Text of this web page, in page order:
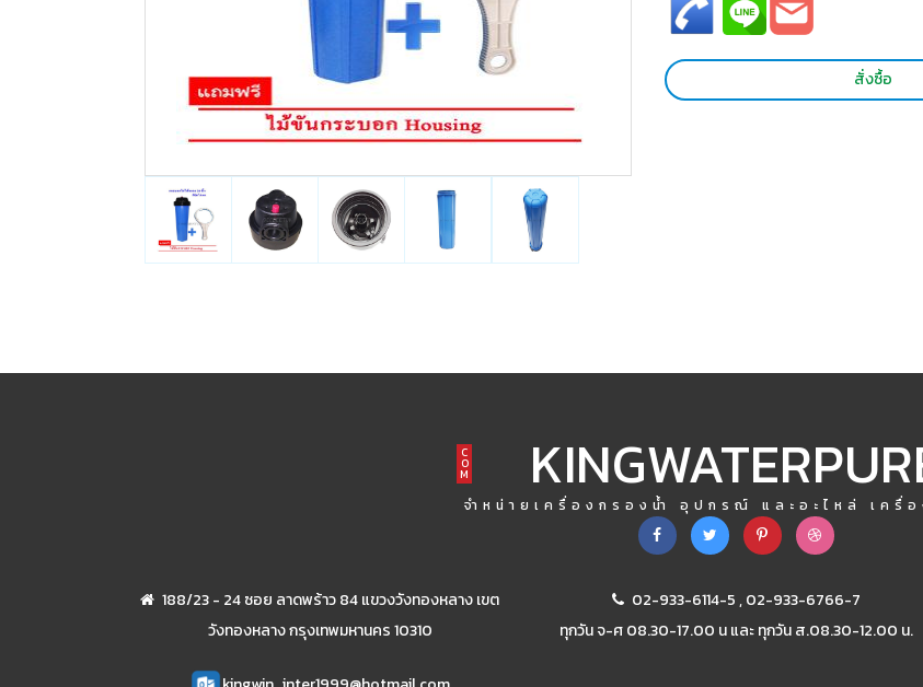
สั่งซื้อ
C
O
M
จำหน่ายเครื่องกรองน้ำ อุปกรณ์ และอะไหล่ เครื่อ
188/23 - 24 ซอย ลาดพร้าว 84 แขวงวังทองหลาง เขต
วังทองหลาง กรุงเทพมหานคร 10310
02-933-6114-5,02-933-6766-7
ทุกวัน จ-ศ 08.30-17.00 น และ ทุกวัน ส.08.30-12.00 น.